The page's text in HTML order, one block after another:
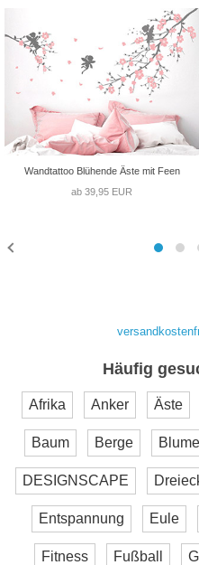
Wandtattoo Blühende Äste mit Feen
ab 39,95 EUR
Häufig
Afrika Anker Äste
Baum Berge Blume
DESIGNSCAPE
Entspannung Eule
Fitness Fußball